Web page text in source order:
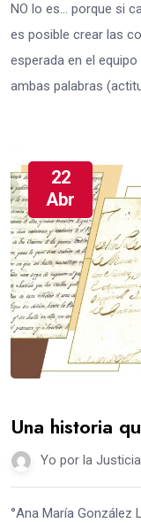
NO lo es… porque si
es posible crear las
esperada en el
ambas palabras
22
Abr
Una historia
Yo por la
°Ana María González